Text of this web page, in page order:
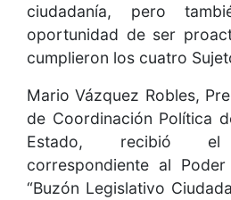
ciudadanía, pero
oportunidad de ser
cumplieron los cuatro
Mario Vázquez Robles,
de Coordinación Política
Estado, recibió el
correspondiente al
“Buzón Legislativo